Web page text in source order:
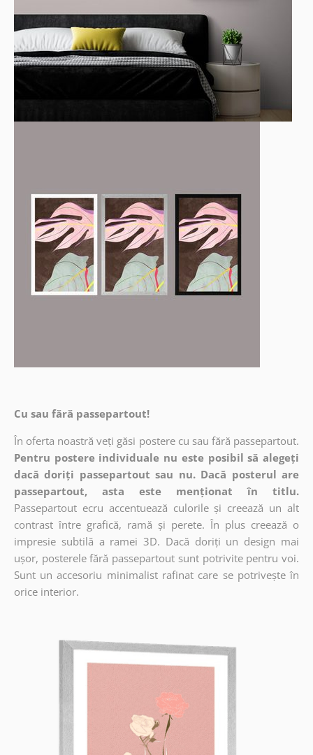
Cu sau fără passepartout!
În oferta noastră veți găsi postere cu sau fără passepartout.
Pentru postere individuale nu este posibil să alegeți
dacă doriți passepartout sau nu. Dacă posterul are
passepartout, asta este menționat în titlu.
Passepartout ecru accentuează culorile și creează un alt
contrast între grafică, ramă și perete. În plus creează o
impresie subtilă a ramei 3D. Dacă doriți un design mai
ușor, posterele fără passepartout sunt potrivite pentru voi.
Sunt un accesoriu minimalist rafinat care se potrivește în
orice interior.